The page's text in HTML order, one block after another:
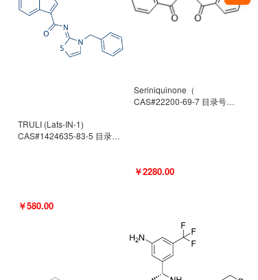
TRULI (Lats-IN-1)
CAS#1424635-83-5 目录号
￥580.00
Seriniquinone（
CAS#22200-69-7 目录号
￥2280.00